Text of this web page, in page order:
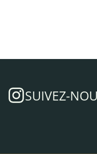
SUIVEZ-